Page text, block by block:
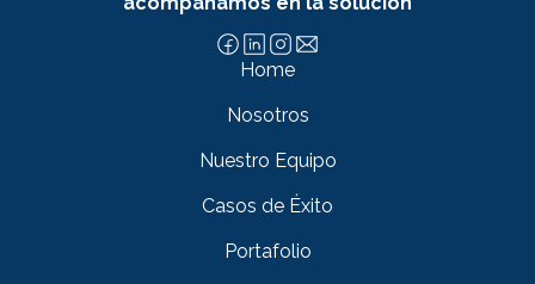
Home
Nosotros
Nuestro Equipo
Casos de Éxito
Portafolio